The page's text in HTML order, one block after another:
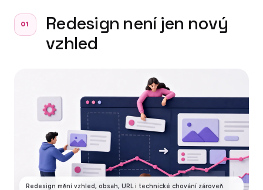
01
Redesign není jen nový
vzhled
Redesign mění vzhled, obsah, URL i technické chování zároveň.